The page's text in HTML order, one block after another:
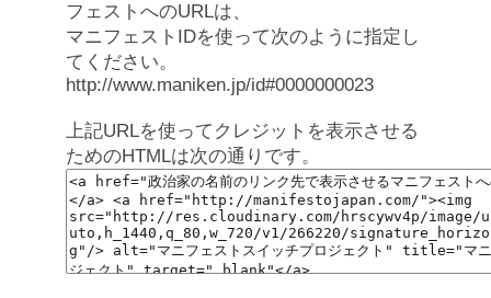
フェストへのURLは、
マニフェストIDを使って次のように指定し
てください。
http://www.maniken.jp/id#0000000023
上記URLを使ってクレジットを表示させる
ためのHTMLは次の通りです。